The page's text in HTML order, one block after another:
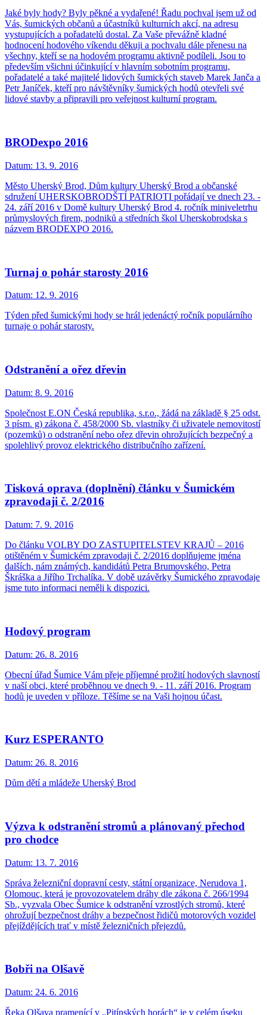
Jaké byly hody? Byly pěkné a vydařené! Řadu pochval jsem už od
Vás, šumických občanů a účastníků kulturních akcí, na adresu
vystupujících a pořadatelů dostal. Za Vaše převážně kladné
hodnocení hodového víkendu děkuji a pochvalu dále přenesu na
všechny, kteří se na hodovém programu aktivně podíleli. Jsou to
především všichni účinkující v hlavním sobotním programu,
pořadatelé a také majitelé lidových šumických staveb Marek Janča a
Petr Janíček, kteří pro návštěvníky šumických hodů otevřeli své
lidové stavby a připravili pro veřejnost kulturní program.
BRODexpo 2016
Datum: 13. 9. 2016
Město Uherský Brod, Dům kultury Uherský Brod a občanské
sdružení UHERSKOBRODŠTÍ PATRIOTI pořádají ve dnech 23. -
24. září 2016 v Domě kultury Uherský Brod 4. ročník miniveletrhu
průmyslových firem, podniků a středních škol Uherskobrodska s
názvem BRODEXPO 2016.
Turnaj o pohár starosty 2016
Datum: 12. 9. 2016
Týden před šumickými hody se hrál jedenáctý ročník populárního
turnaje o pohár starosty.
Odstranění a ořez dřevin
Datum: 8. 9. 2016
Společnost E.ON Česká republika, s.r.o., žádá na základě § 25 odst.
3 písm. g) zákona č. 458/2000 Sb. vlastníky či uživatele nemovitostí
(pozemků) o odstranění nebo ořez dřevin ohrožujících bezpečný a
spolehlivý provoz elektrického distribučního zařízení.
Tisková oprava (doplnění) článku v Šumickém
zpravodaji č. 2/2016
Datum: 7. 9. 2016
Do článku VOLBY DO ZASTUPITELSTEV KRAJŮ – 2016
otištěném v Šumickém zpravodaji č. 2/2016 doplňujeme jména
dalších, nám známých, kandidátů Petra Brumovského, Petra
Škráška a Jiřího Trchalíka. V době uzávěrky Šumického zpravodaje
jsme tuto informaci neměli k dispozici.
Hodový program
Datum: 26. 8. 2016
Obecní úřad Šumice Vám přeje příjemné prožití hodových slavností
v naší obci, které proběhnou ve dnech 9. - 11. září 2016. Program
hodů je uveden v příloze. Těšíme se na Vaši hojnou účast.
Kurz ESPERANTO
Datum: 26. 8. 2016
Dům dětí a mládeže Uherský Brod
Výzva k odstranění stromů a plánovaný přechod
pro chodce
Datum: 13. 7. 2016
Správa železniční dopravní cesty, státní organizace, Nerudova 1,
Olomouc, která je provozovatelem dráhy dle zákona č. 266/1994
Sb., vyzvala Obec Šumice k odstranění vzrostlých stromů, které
ohrožují bezpečnost dráhy a bezpečnost řidičů motorových vozidel
přejíždějících trať v místě železničních přejezdů.
Bobři na Olšavě
Datum: 24. 6. 2016
Řeka Olšava pramenící v „Pitínských horách“ je v celém úseku